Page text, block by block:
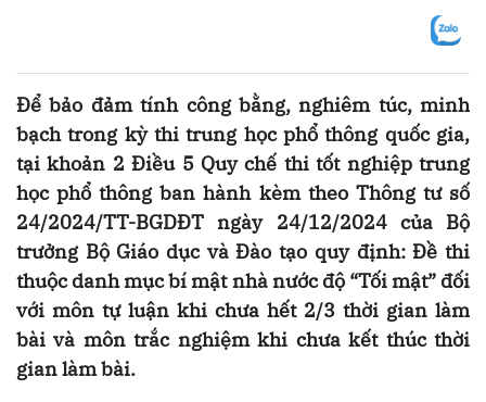
Để bảo đảm tính công bằng, nghiêm túc, minh
bạch trong kỳ thi trung học phổ thông quốc gia,
tại khoản 2 Điều 5 Quy chế thi tốt nghiệp trung
học phổ thông ban hành kèm theo Thông tư số
24/2024/TT-BGDĐT ngày 24/12/2024 của Bộ
trưởng Bộ Giáo dục và Đào tạo quy định: Đề thi
thuộc danh mục bí mật nhà nước độ “Tối mật” đối
với môn tự luận khi chưa hết 2/3 thời gian làm
bài và môn trắc nghiệm khi chưa kết thúc thời
gian làm bài.